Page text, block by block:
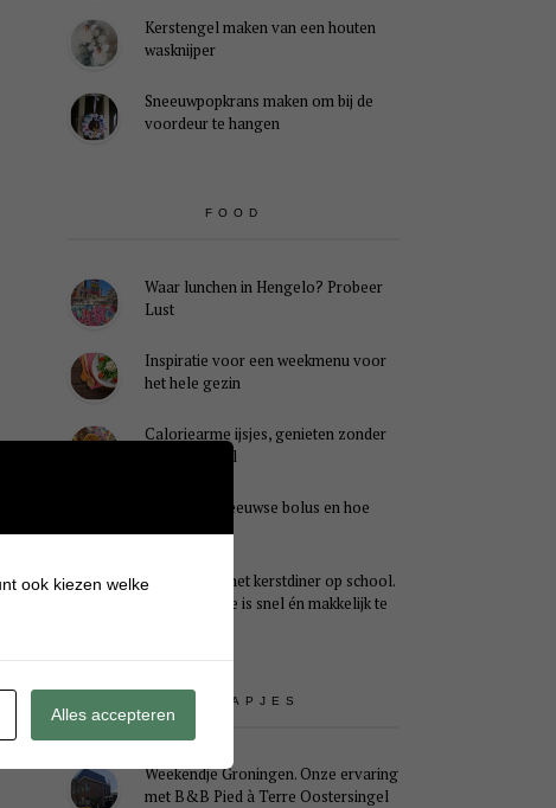
Kerstengel maken van een houten
wasknijper
Sneeuwpopkrans maken om bij de
voordeur te hangen
FOOD
Waar lunchen in Hengelo? Probeer
Lust
Inspiratie voor een weekmenu voor
het hele gezin
Caloriearme ijsjes, genieten zonder
schuldgevoel
Wat is een Zeeuwse bolus en hoe
Ideaal voor het kerstdiner op school.
Dit kersthapje is snel én makkelijk te
UITSTAPJES
Weekendje Groningen. Onze ervaring
met B&B Pied à Terre Oostersingel
ook kiezen welke
Alles accepteren